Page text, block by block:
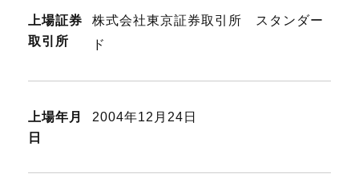
上場証券
取引所
株式会社東京証券取引所 スタンダー
ド
上場年月
日
2004年12月24日